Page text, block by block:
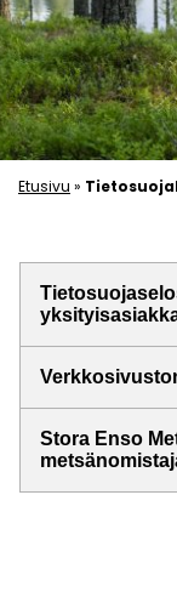
Etusivu »
Stora Enso